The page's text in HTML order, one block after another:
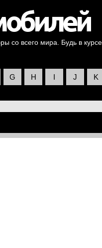
со всего мира. Будь в
G H I J K